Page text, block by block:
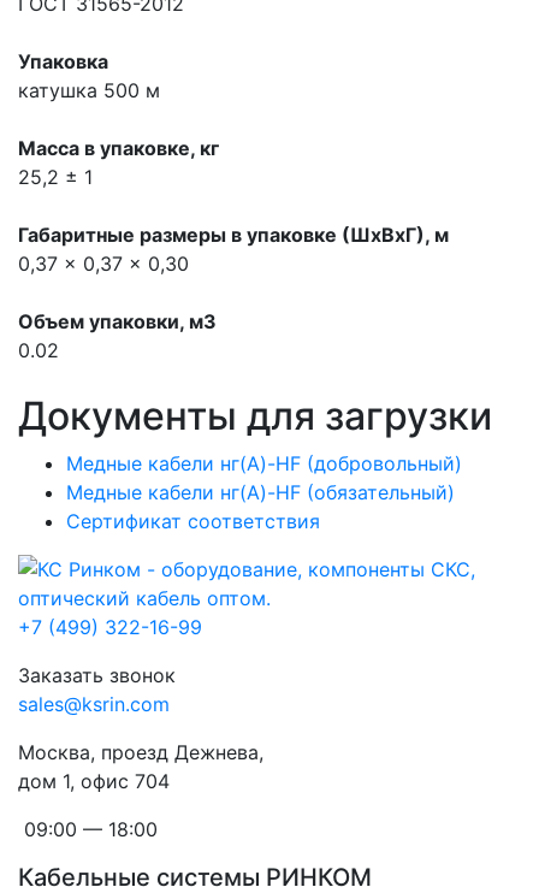
Упаковка
катушка 500 м
Масса в упаковке, кг
25,2 ± 1
Габаритные размеры в упаковке (ШхВхГ), м
0,37 x 0,37 x 0,30
Объем упаковки, м3
0.02
Документы для загрузки
Медные кабели нг(A)-HF (добровольный)
Медные кабели нг(A)-HF (обязательный)
Сертификат соответствия
+7 (499) 322-16-99
Заказать звонок
sales@ksrin.com
Москва, проезд Дежнева,
дом 1, офис 704
09:00 — 18:00
Кабельные системы РИНКОМ